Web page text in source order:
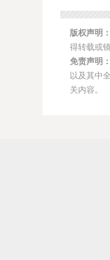
版权声明：
得转载或
免责声明：
以及其中
关内容。